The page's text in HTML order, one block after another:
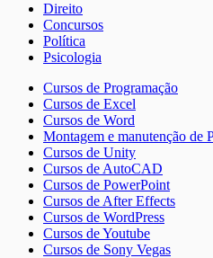
Direito
Concursos
Política
Psicologia
Cursos de Programação
Cursos de Excel
Cursos de Word
Montagem e manutenção de
Cursos de Unity
Cursos de AutoCAD
Cursos de PowerPoint
Cursos de After Effects
Cursos de WordPress
Cursos de Youtube
Cursos de Sony Vegas